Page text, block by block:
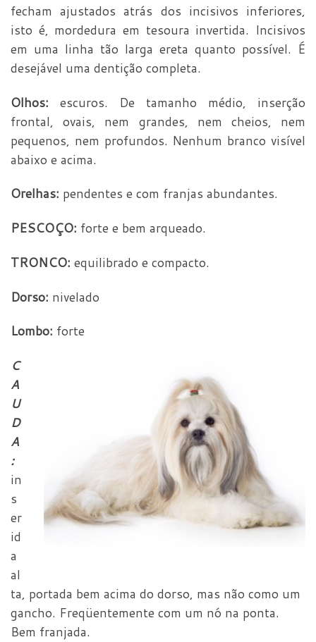
fecham ajustados atrás dos incisivos inferiores,
isto é, mordedura em tesoura invertida. Incisivos
em uma linha tão larga ereta quanto possível. É
desejável uma dentição completa.
Olhos: escuros. De tamanho médio, inserção
frontal, ovais, nem grandes, nem cheios, nem
pequenos, nem profundos. Nenhum branco visível
abaixo e acima.
Orelhas: pendentes e com franjas abundantes.
PESCOÇO: forte e bem arqueado.
TRONCO: equilibrado e compacto.
Dorso: nivelado
Lombo: forte
C
A
U
D
A
:
in
s
er
id
a
al
ta, portada bem acima do dorso, mas não como um
gancho. Freqüentemente com um nó na ponta.
Bem franjada.